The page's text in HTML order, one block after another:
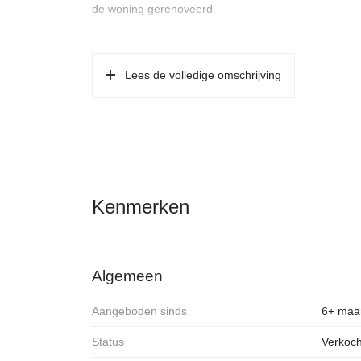
de woning gerenoveerd.
Entrée/hal, bergkast voorzien van c.v.-ketel en
Het appartement is gelegen in een rustige straat op
naar de Lindengrachtmarkt of de Westerstraat? De
op de ringweg A-10). Met de fiets ben je binnen 10
Lees de volledige omschrijving
Kenmerken
Algemeen
Aangeboden sinds 6+
Status